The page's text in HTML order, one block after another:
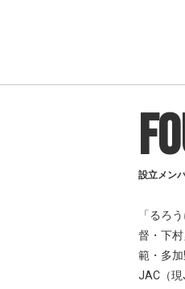
設立メン
「るろ
督・下
範・多
JAC（現